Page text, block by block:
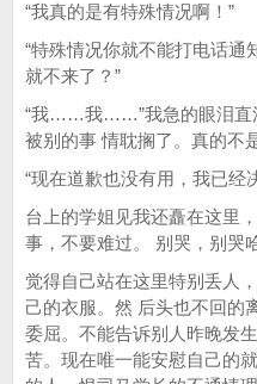
“我真的是有特殊情况啊！”
“特殊情况你就不能打电话通
就不来了？”
“我……我……”我急的眼泪直
被别的事 情耽搁了。真的不
“现在道歉也没有用，我已经
台上的学姐见我还矗在这里
事，不要难过。 别哭，别哭
觉得自己站在这里特别丢人
己的衣服。然 后头也不回的
委屈。不能告诉别人昨晚发
苦。现在唯一能安慰自己的